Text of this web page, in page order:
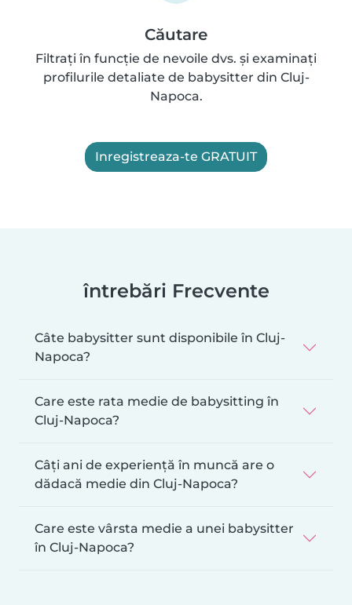
Căutare
Filtrați în funcție de nevoile dvs. și examinați
profilurile detaliate de babysitter din Cluj-
Napoca.
Inregistreaza-te GRATUIT
întrebări Frecvente
Câte babysitter sunt disponibile în Cluj-
Napoca?
Care este rata medie de babysitting în
Cluj-Napoca?
Câți ani de experiență în muncă are o
dădacă medie din Cluj-Napoca?
Care este vârsta medie a unei babysitter
în Cluj-Napoca?